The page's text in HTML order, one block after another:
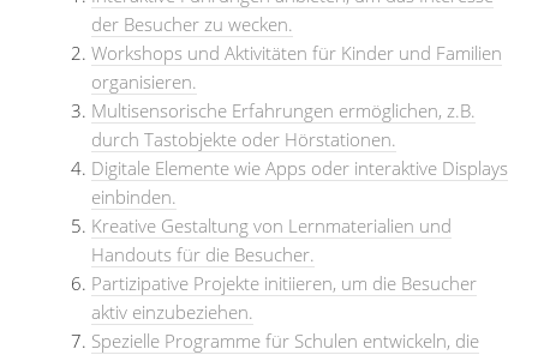
der Besucher zu wecken.
Workshops und Aktivitäten für Kinder und Familien
organisieren.
Multisensorische Erfahrungen ermöglichen, z.B.
durch Tastobjekte oder Hörstationen.
Digitale Elemente wie Apps oder interaktive Displays
einbinden.
Kreative Gestaltung von Lernmaterialien und
Handouts für die Besucher.
Partizipative Projekte initiieren, um die Besucher
aktiv einzubeziehen.
Spezielle Programme für Schulen entwickeln, die